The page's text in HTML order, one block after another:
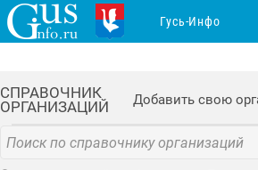
СПРАВОЧНИК
ОРГАНИЗАЦИЙ
Добавить свою
Гусь-Инфо